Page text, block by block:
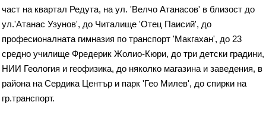
част на квартал Редута, на ул. 'Велчо Атанасов' в близост до
ул.'Атанас Узунов', до Читалище 'Отец Паисий', до
професионалната гимназия по транспорт 'Макгахан', до 23
средно училище Фредерик Жолио-Кюри, до три детски градини,
НИИ Геология и геофизика, до няколко магазина и заведения, в
района на Сердика Център и парк 'Гео Милев', до спирки на
гр.транспорт.